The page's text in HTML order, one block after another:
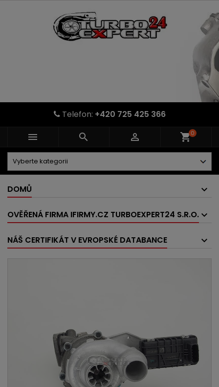
Telefon: +420 725 425 366
   shopping_cart0
DOMŮ
OVĚŘENÁ FIRMA IFIRMY.CZ TURBOEXPERT24 S.R.O.
NÁŠ CERTIFIKÁT V EVROPSKÉ DATABANCE